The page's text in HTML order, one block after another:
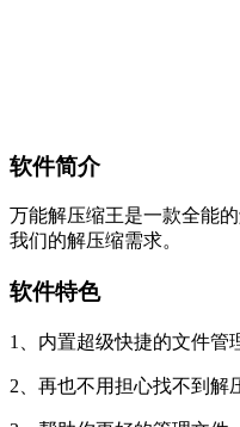
软件简介
万能解压缩王是一款全能
我们的解压缩需求。
软件特色
1、内置超级快捷的文件管
2、再也不用担心找不到解